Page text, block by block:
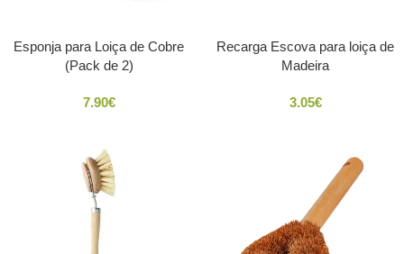
Esponja para Loiça de Cobre
(Pack de 2)
7.90€
Recarga Escova para loiça de
Madeira
3.05€